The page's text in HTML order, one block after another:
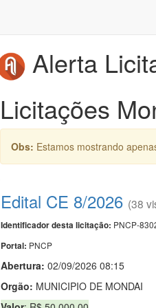
Alerta
Licitações
Obs: Estamos mostrando
Edital CE 8/2026 (38
Identificador desta licitação: PNCP-
Portal: PNCP
Abertura: 02/09/2026 08:15
Orgão: MUNICIPIO DE MONDAI